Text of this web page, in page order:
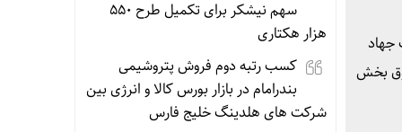
جهاد
از مطالبات معوق بخش
سهم نیشکر برای تکمیل طرح ۵۵۰
هزار هکتاری
کسب رتبه دوم فروش پتروشیمی
بندرامام در بازار بورس کالا و انرژی بین
شرکت‌ های هلدینگ خلیج فارس